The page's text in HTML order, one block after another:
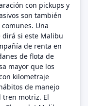
con pickups y
son también
Una
dirá si este Malibu
de renta en
de flota de
mayor que los
kilometraje
de manejo
tren motriz. El